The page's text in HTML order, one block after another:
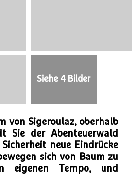
Siehe 4 Bilder
von Sigeroulaz, oberhalb
Sie der Abenteuerwald
neue Eindrücke
sich von Baum zu
eigenen Tempo, und